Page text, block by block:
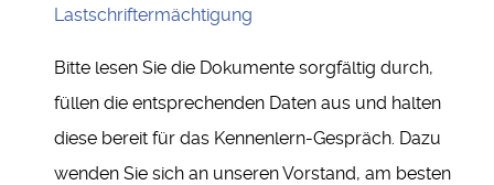
Lastschriftermächtigung
Bitte lesen Sie die Dokumente sorgfältig durch,
füllen die entsprechenden Daten aus und halten
diese bereit für das Kennenlern-Gespräch. Dazu
wenden Sie sich an unseren Vorstand, am besten